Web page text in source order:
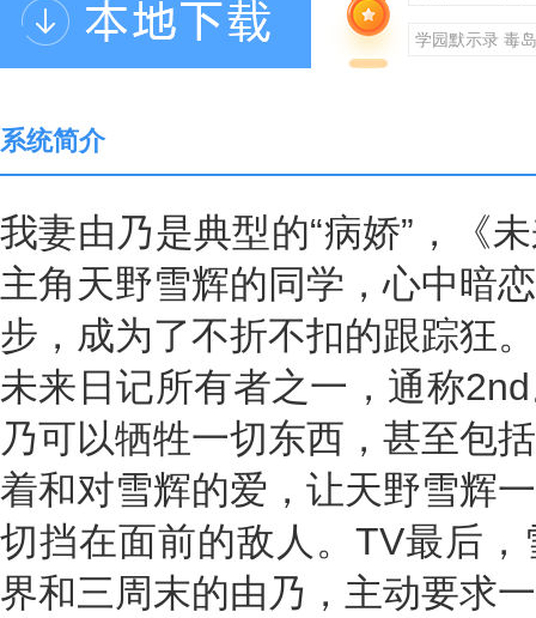
学园默示录 毒
系统简介
我妻由乃是典型的“病娇”，《
主角天野雪辉的同学，心中暗
步，成为了不折不扣的跟踪狂
未来日记所有者之一，通称
乃可以牺牲一切东西，甚至包
着和对雪辉的爱，让天野雪辉
切挡在面前的敌人。TV最后
界和三周末的由乃，主动要求